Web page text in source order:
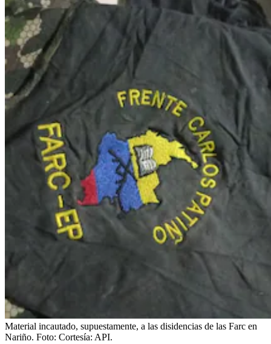
Material incautado, supuestamente, a las disidencias de las Farc en
Nariño. Foto: Cortesía: API.